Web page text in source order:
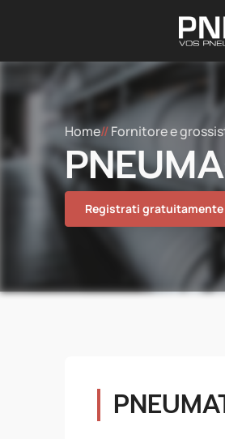
Home//Fornitore e
Registrati gratuitamente